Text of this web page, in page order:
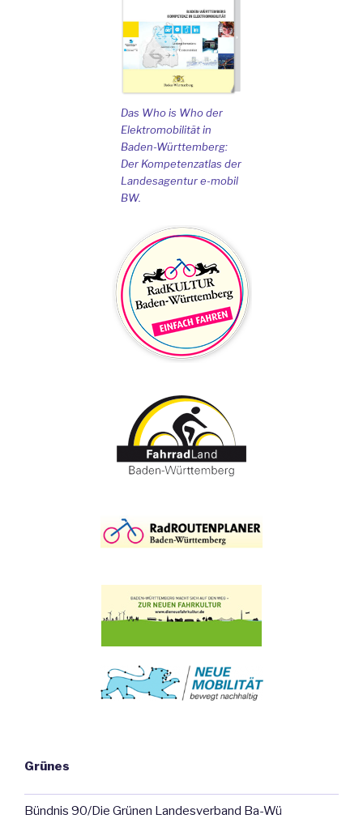
Das Who is Who der
Elektromobilität in
Baden-Württemberg:
Der Kompetenzatlas der
Landesagentur e-mobil
BW.
Grünes
Bündnis 90/Die Grünen Landesverband Ba-Wü